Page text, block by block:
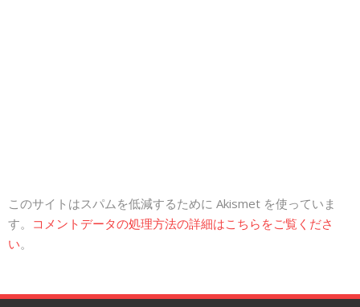
このサイトはスパムを低減するために Akismet を使っていま
す。 コメントデータの処理方法の詳細はこちらをご覧くださ
い。